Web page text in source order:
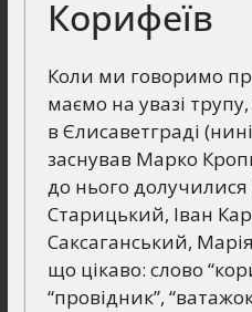
Корифеїв
Коли ми говоримо
маємо на увазі
в Єлисаветграді
заснував Марко
до нього
Старицький, Іван
Саксаганський,
що цікаво: слово
“провідник”,